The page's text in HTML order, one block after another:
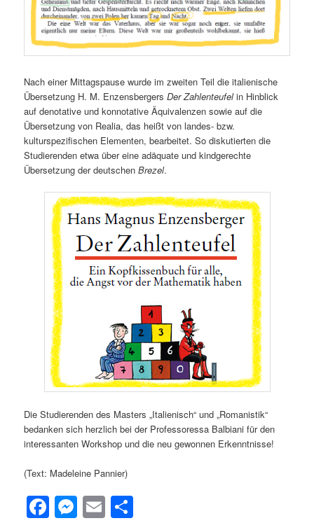
Nach einer Mittagspause wurde im zweiten Teil die italienische
Übersetzung H. M. EnzensbergersDer Zahlenteufelin Hinblick
auf denotative und konnotative Äquivalenzen sowie auf die
Übersetzung von Realia, das heißt von landes- bzw.
kulturspezifischen Elementen, bearbeitet. So diskutierten die
Studierenden etwa über eine adäquate und kindgerechte
Übersetzung der deutschenBrezel.
Die Studierenden des Masters „Italienisch“ und „Romanistik“
bedanken sich herzlich bei der Professoressa Balbiani für den
interessanten Workshop und die neu gewonnen Erkenntnisse!
(Text: Madeleine Pannier)
Facebook
Messenger
Email